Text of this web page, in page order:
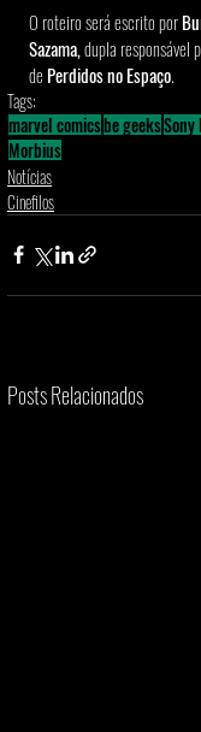
O roteiro será escrito por
Sazama, dupla responsável
de Perdidos no Espaço.
Tags:
marvel comicsbe geeks
Morbius
Notícias
Cinefilos
Posts Relacionados